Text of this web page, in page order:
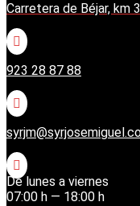
Carretera de Béjar, km

923 28 87 88


De lunes a viernes
07:00 h — 18:00 h